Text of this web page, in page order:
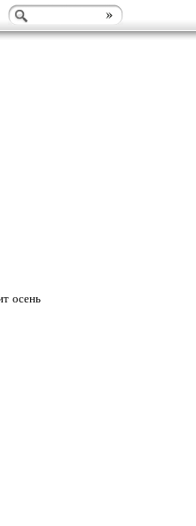
осень